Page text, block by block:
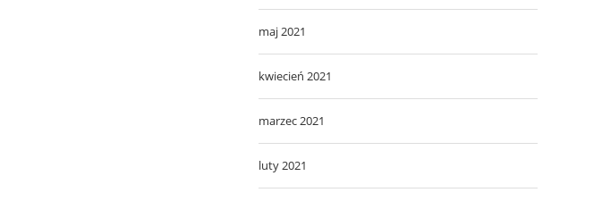
maj 2021
kwiecień 2021
marzec 2021
luty 2021